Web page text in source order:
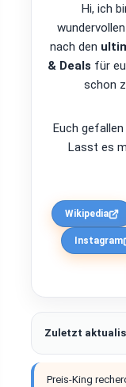
Hi, ich
nach den
& Deals für
schon
Euch
Lasst es
Wikipedia
Instagram
Zuletzt
Preis-King